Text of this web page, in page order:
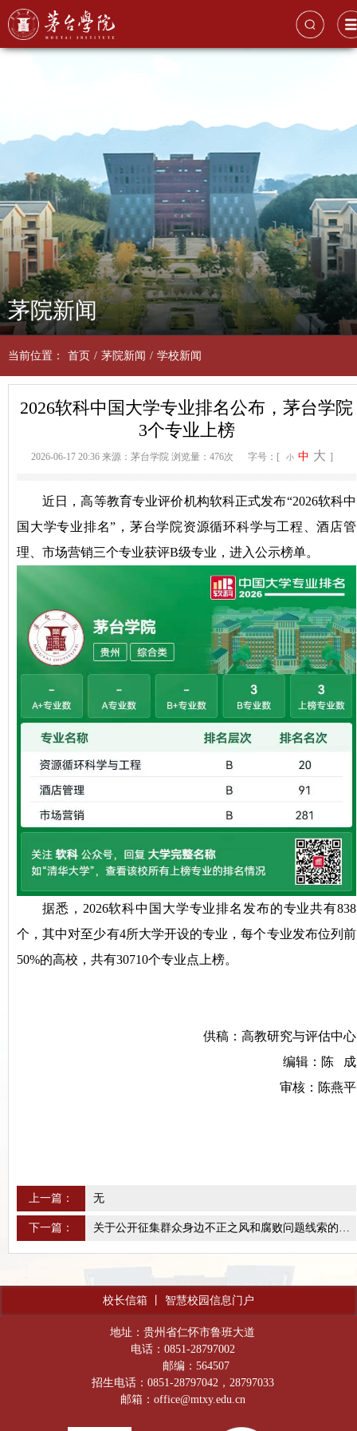
茅院新闻
当前位置： 首页 / 茅院新闻 / 学校新闻
2026软科中国大学专业排名公布，茅台学院
3个专业上榜
2026-06-17 20:36 来源：茅台学院 浏览量：476次 字号：[ 小 中 大 ]
近日，高等教育专业评价机构软科正式发布“2026软科中
国大学专业排名”，茅台学院资源循环科学与工程、酒店管
理、市场营销三个专业获评B级专业，进入公示榜单。
据悉， 2026软科中国大学专业排名发布的专业共有838
个，其中对至少有4所大学开设的专业，每个专业发布位列前
50%的高校，共有30710个专业点上榜。
供稿：高教研究与评估中心
编辑：陈 成
审核：陈燕平
上一篇： 无
下一篇：
校长信箱 智慧校园信息门户
地址：贵州省仁怀市鲁班大道
电话：0851-28797002
邮编：564507
招生电话：0851-28797042，28797033
邮箱：office@mtxy.edu.cn